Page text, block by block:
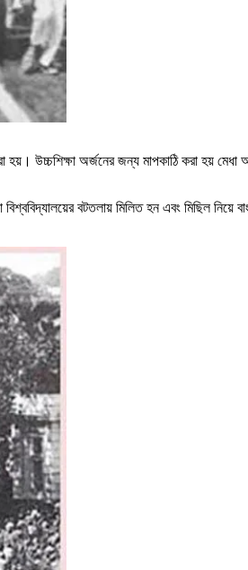
হয়। উচ্চশিক্ষা অর্জনের জন্য মাপকাঠি করা হয়
বিশ্ববিদ্যালয়ের বটতলায় মিলিত হন এবং মিছিল